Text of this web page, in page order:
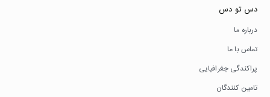
دس تو دس
درباره ما
تماس با ما
پراکندگی جغرافیایی
تامین کنندگان